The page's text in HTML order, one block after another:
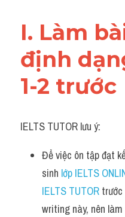
Series luyện nghe
Health and Medicine
Environment
Technology
Advice
IELTS Advice
Listening
I. Làm
định
1-2 trước
IELTS TUTOR lưu ý:
Để việc ôn tập đạt
sinh lớp IELTS
IELTS TUTOR
writing này, nên